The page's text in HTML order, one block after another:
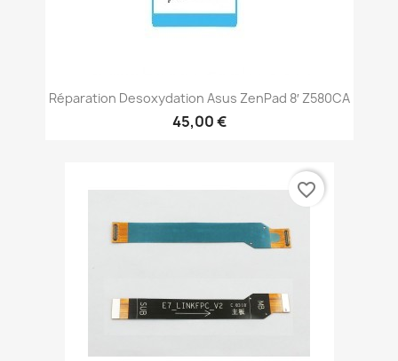
Réparation Desoxydation Asus ZenPad 8′ Z580CA
45,00 €
favorite_border